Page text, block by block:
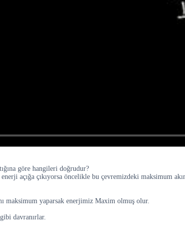
göre hangileri doğrudur?
açığa çıkıyorsa öncelikle bu çevremizdeki maksimum
maksimum yaparsak enerjimiz Maxim olmuş olur.
davranırlar.